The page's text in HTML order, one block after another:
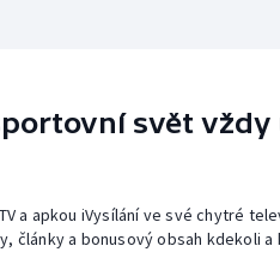
svět vždy
a apkou iVysílání ve své chytré
články a bonusový obsah kdekoli a